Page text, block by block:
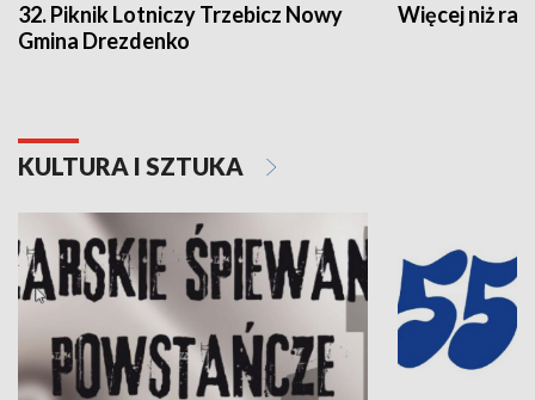
32. Piknik Lotniczy Trzebicz Nowy
Gmina Drezdenko
Więcej niż rajd
KULTURA I SZTUKA